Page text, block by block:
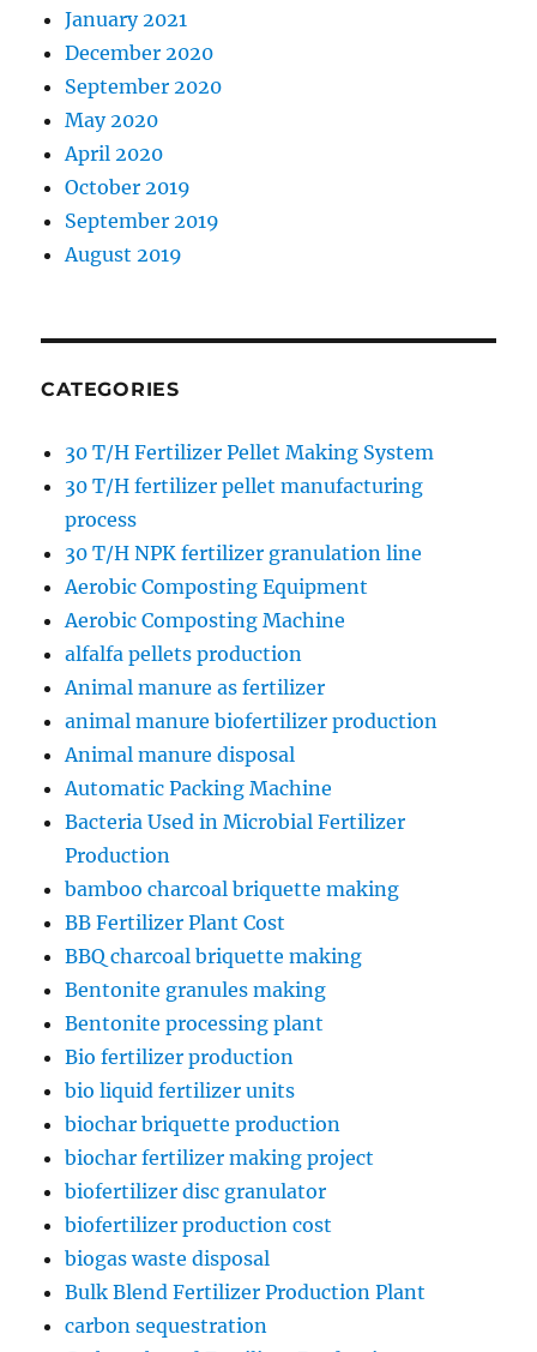
January 2021
December 2020
September 2020
May 2020
April 2020
October 2019
September 2019
August 2019
CATEGORIES
30 T/H Fertilizer Pellet Making System
30 T/H fertilizer pellet manufacturing
process
30 T/H NPK fertilizer granulation line
Aerobic Composting Equipment
Aerobic Composting Machine
alfalfa pellets production
Animal manure as fertilizer
animal manure biofertilizer production
Animal manure disposal
Automatic Packing Machine
Bacteria Used in Microbial Fertilizer
Production
bamboo charcoal briquette making
BB Fertilizer Plant Cost
BBQ charcoal briquette making
Bentonite granules making
Bentonite processing plant
Bio fertilizer production
bio liquid fertilizer units
biochar briquette production
biochar fertilizer making project
biofertilizer disc granulator
biofertilizer production cost
biogas waste disposal
Bulk Blend Fertilizer Production Plant
carbon sequestration